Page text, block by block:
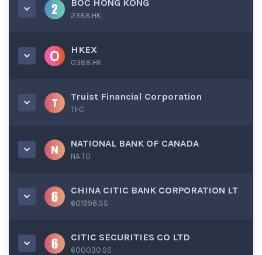
BOC HONG KONG
2388.HK
HKEX
0388.HK
Truist Financial Corporation
TFC
NATIONAL BANK OF CANADA
NA.TO
CHINA CITIC BANK CORPORATION LT
601998.SS
CITIC SECURITIES CO LTD
600030.SS